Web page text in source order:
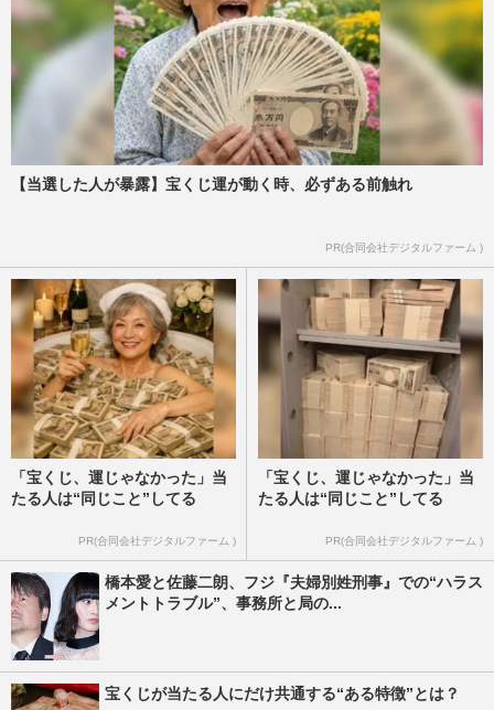
【当選した人が暴露】宝くじ運が動く時、必ずある前触れ
PR(合同会社デジタルファーム )
「宝くじ、運じゃなかった」当
たる人は“同じこと”してる
PR(合同会社デジタルファーム )
「宝くじ、運じゃなかった」当
たる人は“同じこと”してる
PR(合同会社デジタルファーム )
橋本愛と佐藤二朗、フジ『夫婦別姓刑事』での“ハラス
メントトラブル”、事務所と局の...
宝くじが当たる人にだけ共通する“ある特徴”とは？